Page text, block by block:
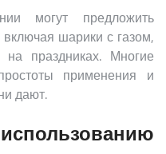
могут предложить
шарики с газом,
на праздниках. Многие
применения и
дают.